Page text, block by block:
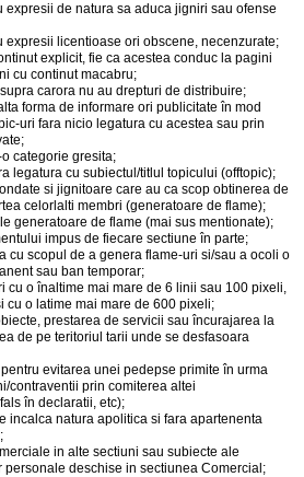
expresii de natura sa aduca jigniri sau ofense
expresii licentioase ori obscene, necenzurate;
explicit, fie ca acestea conduc la pagini
cu continut macabru;
carora nu au drepturi de distribuire;
forma de informare ori publicitate în mod
uri fara nicio legatura cu acestea sau prin
categorie gresita;
legatura cu subiectul/titlul topicului (offtopic);
si jignitoare care au ca scop obtinerea de
celorlalti membri (generatoare de flame);
generatoare de flame (mai sus mentionate);
impus de fiecare sectiune în parte;
cu scopul de a genera flame-uri si/sau a ocoli o
sau ban temporar;
cu o înaltime mai mare de 6 linii sau 100 pixeli,
cu o latime mai mare de 600 pixeli;
prestarea de servicii sau încurajarea la
de pe teritoriul tarii unde se desfasoara
evitarea unei pedepse primite în urma
contraventii prin comiterea altei
în declaratii, etc);
incalca natura apolitica si fara apartenenta
in alte sectiuni sau subiecte ale
personale deschise in sectiunea Comercial;